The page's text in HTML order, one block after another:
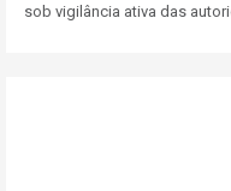
sob vigilância ativa das